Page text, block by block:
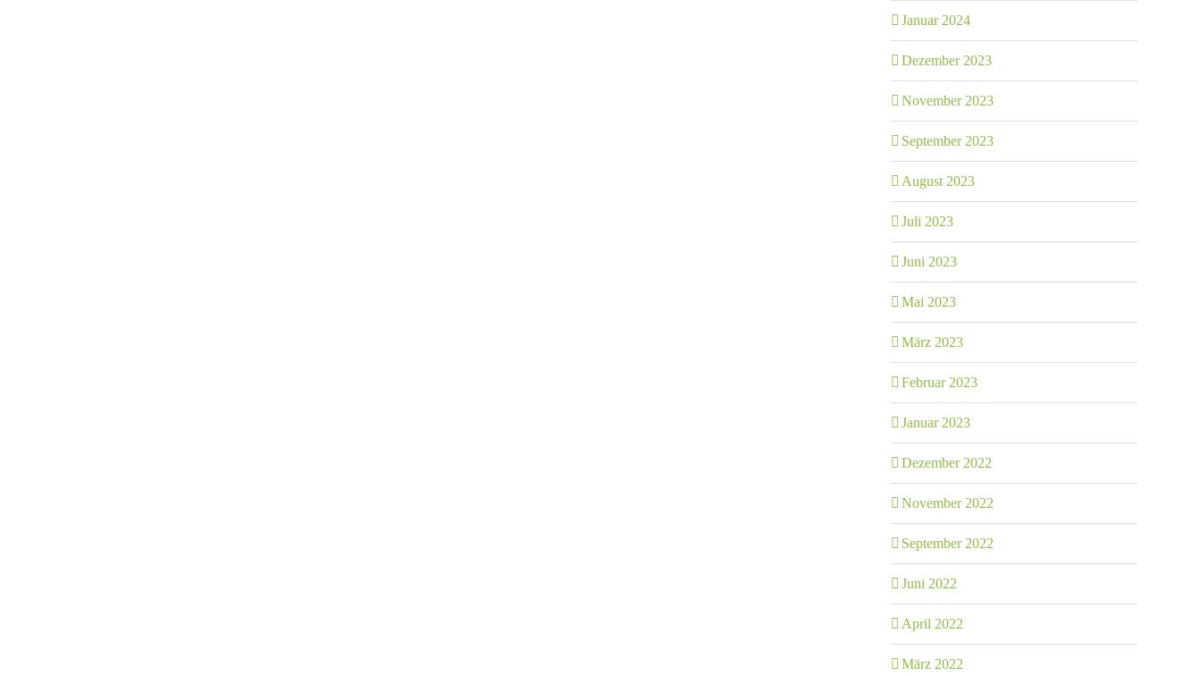
Januar 2024
Dezember 2023
November 2023
September 2023
August 2023
Juli 2023
Juni 2023
Mai 2023
März 2023
Februar 2023
Januar 2023
Dezember 2022
November 2022
September 2022
Juni 2022
April 2022
März 2022